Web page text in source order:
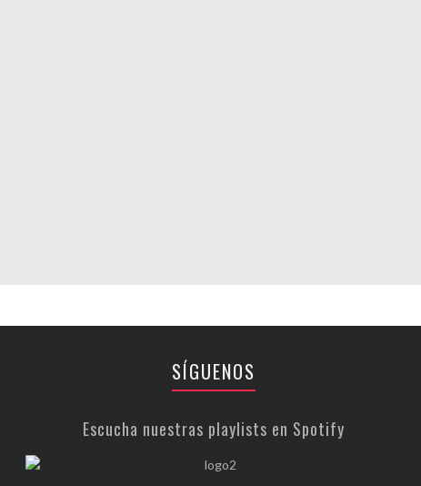
SÍGUENOS
Escucha nuestras playlists en Spotify